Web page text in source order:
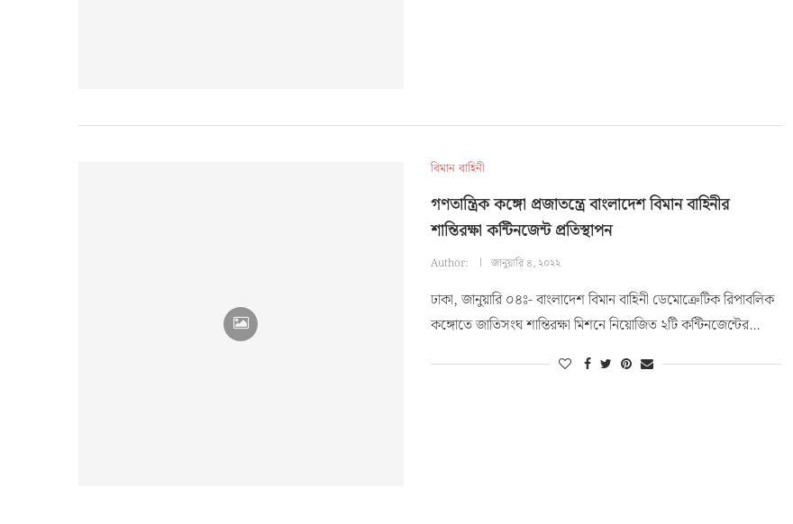
বিমান বাহিনী
গণতান্ত্রিক কঙ্গো প্রজাতন্ত্রে বাংলাদেশ বিমান বাহিনীর
শান্তিরক্ষা কন্টিনজেন্ট প্রতিস্থাপন
Author: জানুয়ারি ৪, ২০২২
ঢাকা, জানুয়ারি ০৪ঃ- বাংলাদেশ বিমান বাহিনী ডেমোক্রেটিক রিপাবলিক
কঙ্গোতে জাতিসংঘ শান্তিরক্ষা মিশনে নিয়োজিত ২টি কন্টিনজেন্টের…